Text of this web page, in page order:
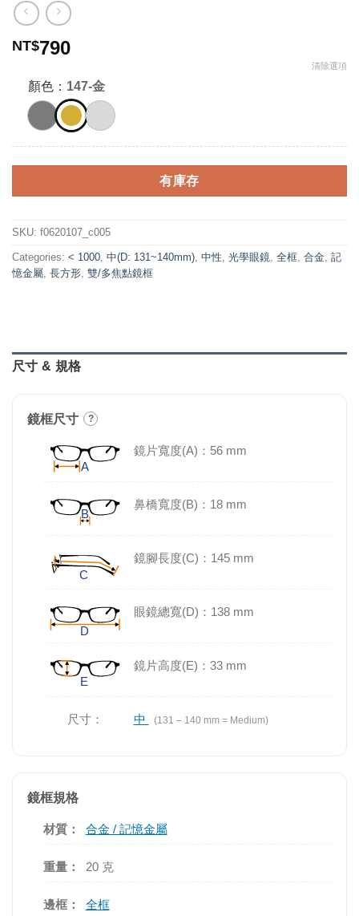
NT$790
顏色： 147-金
清除選項
有庫存
SKU: f0620107_c005
Categories: < 1000, 中(D: 131~140mm), 中性, 光學眼鏡, 全框, 合金, 記
憶金屬, 長方形, 雙/多焦點鏡框
尺寸 & 規格
鏡框尺寸 ?
鏡片寬度(A)：56 mm
鼻橋寬度(B)：18 mm
鏡腳長度(C)：145 mm
眼鏡總寬(D)：138 mm
鏡片高度(E)：33 mm
尺寸： 中 (131 – 140 mm = Medium)
鏡框規格
材質： 合金 / 記憶金屬
重量： 20 克
邊框： 全框